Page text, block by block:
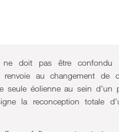
ne doit pas être confondu
au changement de
seule éolienne au sein d’un
la reconception totale